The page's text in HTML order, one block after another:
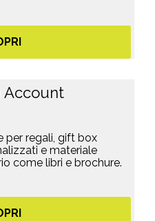
per regali, gift box
e materiale
come libri e brochure.